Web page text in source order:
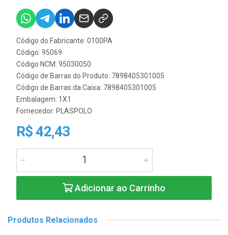
Código do Fabricante: 0100PA
Código: 95069
Código NCM: 95030050
Código de Barras do Produto: 7898405301005
Código de Barras da Caixa: 7898405301005
Embalagem: 1X1
Fornecedor: PLASPOLO
R$ 42,43
Adicionar ao Carrinho
Produtos Relacionados